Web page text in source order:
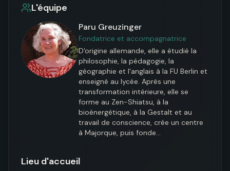
L'équipe
Paru Greuzinger
Fondatrice et accompagnatrice
D'origine allemande, elle a étudié la
philosophie, la pédagogie, la
géographie et l'anglais à la FU Berlin et
enseigné au lycée. Après une
transformation intérieure, elle se
forme au Zen-Shiatsu, à la
bioénergétique, à la Gestalt et au
travail de conscience, crée un centre
à Majorque, puis fonde…
Lieu d'accueil